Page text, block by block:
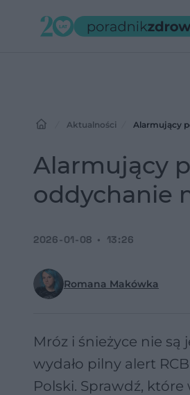
Aktualności Alarmujący
Alarmujący
oddychanie
Romana Makówka
2026-01-08 13:26
Mróz i śnieżyce nie
wydało pilny alert
Polski. Sprawdź,